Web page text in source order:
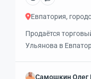
Евпатория,
Продаётся
Ульянова в
Самошкин Олег